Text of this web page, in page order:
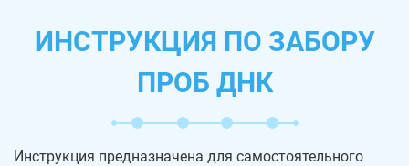
ИНСТРУКЦИЯ ПО ЗАБОРУ
ПРОБ ДНК
Инструкция предназначена для самостоятельного